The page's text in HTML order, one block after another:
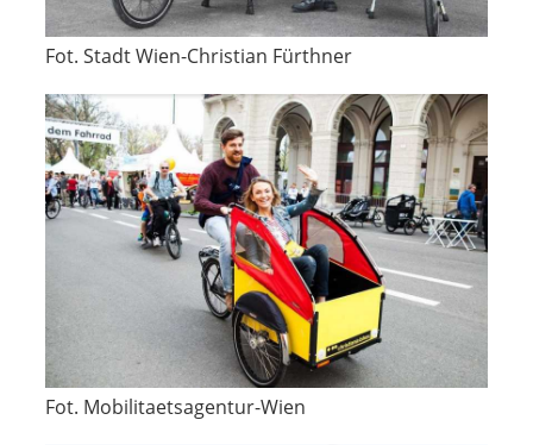
Fot. Stadt Wien-Christian Fürthner
Fot. Mobilitaetsagentur-Wien